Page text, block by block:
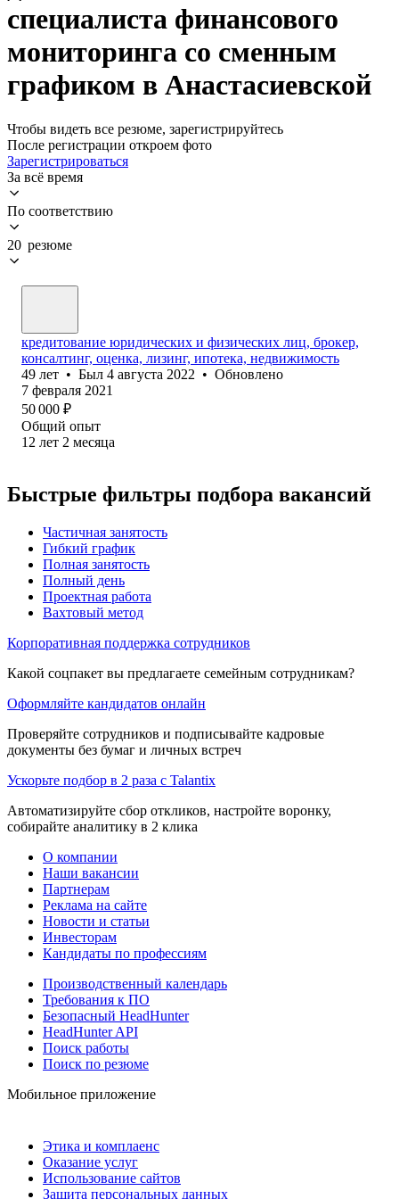
специалиста финансового
мониторинга со сменным
графиком в Анастасиевской
Чтобы видеть все резюме, зарегистрируйтесь
После регистрации откроем фото
Зарегистрироваться
За всё время
По соответствию
20 резюме
кредитование юридических и физических лиц, брокер,
консалтинг, оценка, лизинг, ипотека, недвижимость
49 лет • Был 4 августа 2022 • Обновлено
7 февраля 2021
50 000 ₽
Общий опыт
12 лет 2 месяца
Быстрые фильтры подбора вакансий
Частичная занятость
Гибкий график
Полная занятость
Полный день
Проектная работа
Вахтовый метод
Корпоративная поддержка сотрудников
Какой соцпакет вы предлагаете семейным сотрудникам?
Оформляйте кандидатов онлайн
Проверяйте сотрудников и подписывайте кадровые
документы без бумаг и личных встреч
Ускорьте подбор в 2 раза с Talantix
Автоматизируйте сбор откликов, настройте воронку,
собирайте аналитику в 2 клика
О компании
Наши вакансии
Партнерам
Реклама на сайте
Новости и статьи
Инвесторам
Кандидаты по профессиям
Производственный календарь
Требования к ПО
Безопасный HeadHunter
HeadHunter API
Поиск работы
Поиск по резюме
Мобильное приложение
Этика и комплаенс
Оказание услуг
Использование сайтов
Защита персональных данных